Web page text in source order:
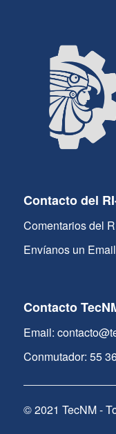
Contacto del
Comentarios del
Envíanos un
Contacto
Email:
Conmutador: 55
© 2021 TecNM -